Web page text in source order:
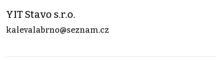
YIT Stavo s.r.o.
kalevalabrno@seznam.cz